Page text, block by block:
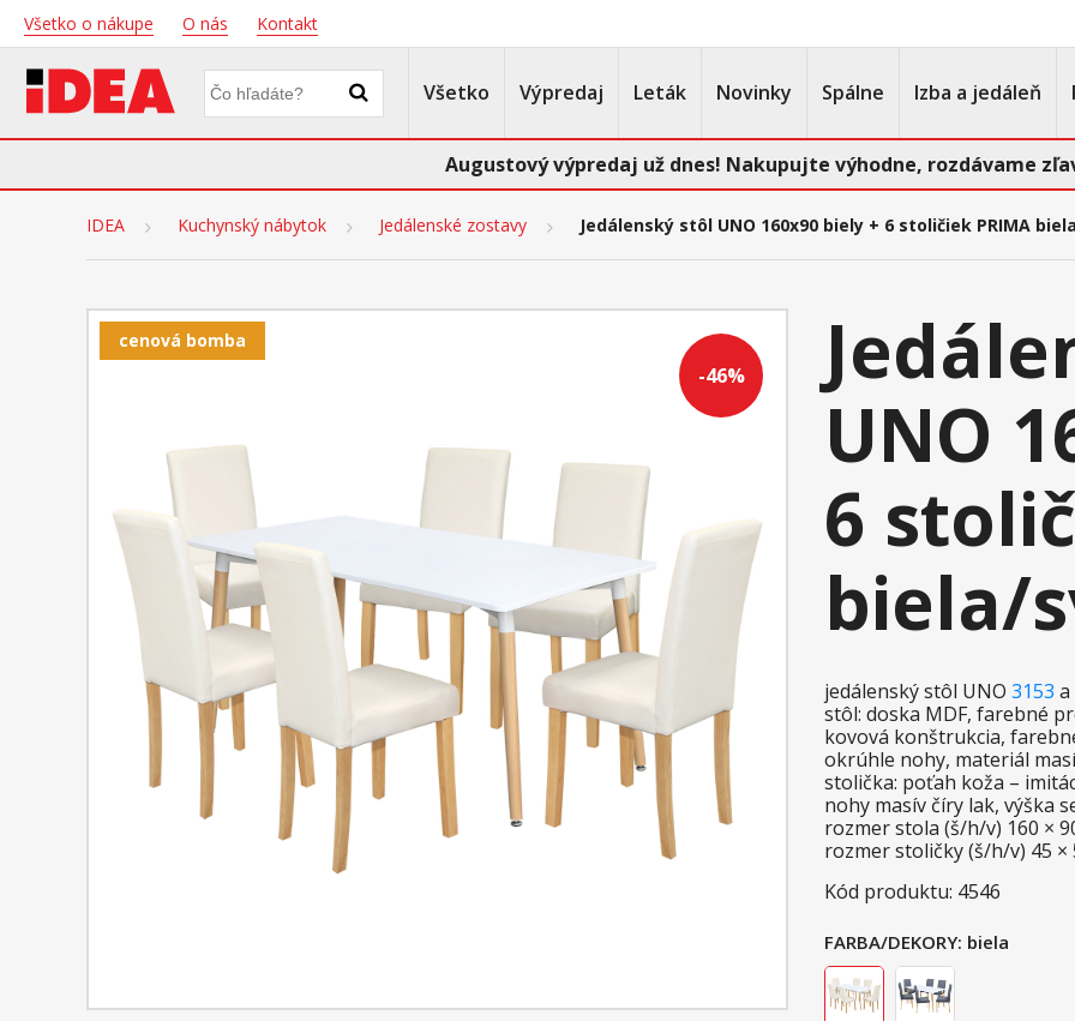
Všetko o nákupe O nás Kontakt
Všetko Výpredaj Leták Novinky Spálne Izba a jedáleň
Augustový výpredaj už dnes! Nakupujte výhodne, rozdávame
IDEA Kuchynský nábytok Jedálenské zostavy Jedálenský stôl UNO 160x90 biely + 6 stoličiek PRIMA
-46%
cenová bomba
UNO
6
biela/
jedálenský stôl UNO 3153 a
stôl: doska MDF, farebné
kovová konštrukcia,
okrúhle nohy, materiál
stolička: poťah koža –
nohy masív číry lak, výška
rozmer stola (š/h/v) 160 ×
rozmer stoličky (š/h/v) 45 ×
Kód produktu: 4546
FARBA/DEKORY: biela